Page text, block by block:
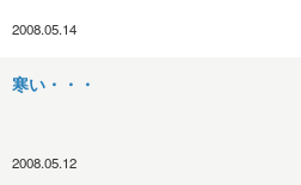
2008.05.14
寒い・・・
2008.05.12